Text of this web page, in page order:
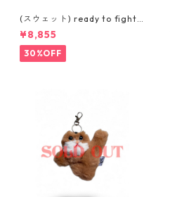
(スウェット) ready to fight
(GREY)
¥8,855
30%OFF